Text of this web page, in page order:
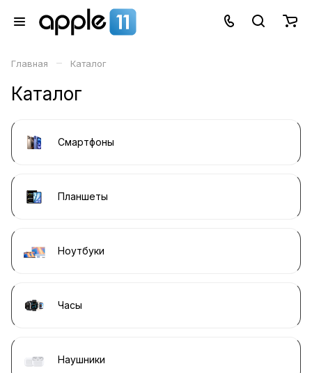
Главная – Каталог
Каталог
Смартфоны
Планшеты
Ноутбуки
Часы
Наушники